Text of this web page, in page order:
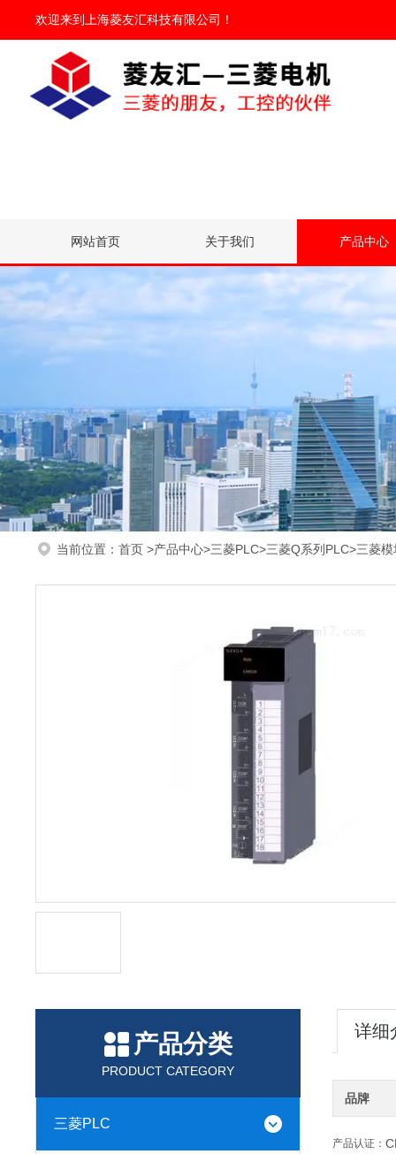
欢迎来到 上海菱友汇科技有限公司 ！
网站首页 关于我们 产品中心
当前位置： 首页 >产品中心>三菱PLC>三菱Q系列PLC>三菱
产品分类
PRODUCT CATEGORY
三菱PLC
详细
品牌
产品认证：